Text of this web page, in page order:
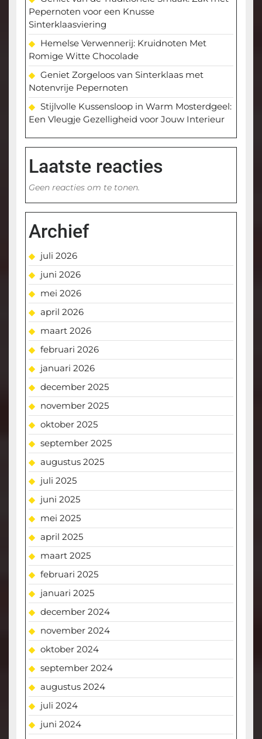
Pepernoten voor een Knusse
Sinterklaasviering
Hemelse Verwennerij: Kruidnoten Met
Romige Witte Chocolade
Geniet Zorgeloos van Sinterklaas met
Notenvrije Pepernoten
Stijlvolle Kussensloop in Warm Mosterdgeel:
Een Vleugje Gezelligheid voor Jouw Interieur
Laatste reacties
Geen reacties om te tonen.
Archief
juli 2026
juni 2026
mei 2026
april 2026
maart 2026
februari 2026
januari 2026
december 2025
november 2025
oktober 2025
september 2025
augustus 2025
juli 2025
juni 2025
mei 2025
april 2025
maart 2025
februari 2025
januari 2025
december 2024
november 2024
oktober 2024
september 2024
augustus 2024
juli 2024
juni 2024